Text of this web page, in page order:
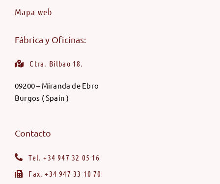
Mapa web
Fábrica y Oficinas:
Ctra. Bilbao 18.
09200 – Miranda de Ebro
Burgos ( Spain )
Contacto
Tel. +34 947 32 05 16
Fax. +34 947 33 10 70